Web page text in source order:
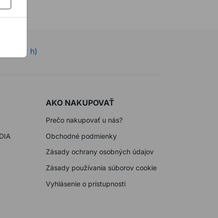
7-22 h)
AKO NAKUPOVAŤ
Prečo nakupovať u nás?
Obchodné podmienky
Zásady ochrany osobných údajov
Zásady používania súborov cookie
Vyhlásenie o prístupnosti